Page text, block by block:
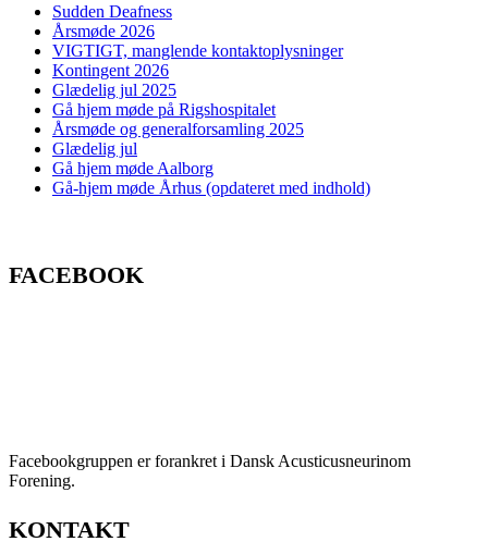
Sudden Deafness
Årsmøde 2026
VIGTIGT, manglende kontaktoplysninger
Kontingent 2026
Glædelig jul 2025
Gå hjem møde på Rigshospitalet
Årsmøde og generalforsamling 2025
Glædelig jul
Gå hjem møde Aalborg
Gå-hjem møde Århus (opdateret med indhold)
FACEBOOK
Facebookgruppen er forankret i Dansk Acusticusneurinom
Forening.
KONTAKT